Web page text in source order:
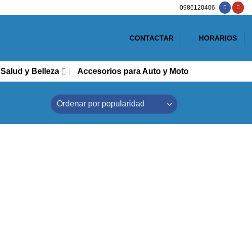
0986120406
CONTACTAR HORARIOS
Salud y Belleza Accesorios para Auto y Moto